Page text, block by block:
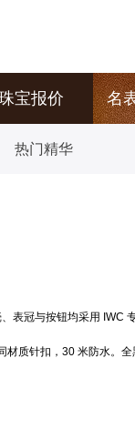
宝报价 名
热门精华
冠与按钮均采用
质针扣，30 米防水。